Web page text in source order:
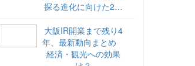
探る進化に向けた2ス
海外DMOのリアル
vol.6】
大阪IR開業まで残り4
年、最新動向まとめ
経済・観光への効果